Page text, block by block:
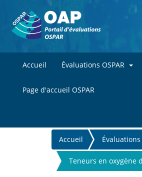
Accueil Évaluations OSPAR
Page d'accueil OSPAR
You
are
here
Accueil Évaluations
Teneurs en oxygène